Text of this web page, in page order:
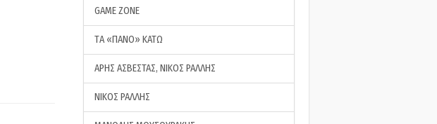
GAME ZONE
ΤA «ΠΑΝΟ» ΚΑΤΩ
ΑΡΗΣ ΑΣΒΕΣΤΑΣ, ΝΙΚΟΣ ΡΑΛΛΗΣ
ΝΙΚΟΣ ΡΑΛΛΗΣ